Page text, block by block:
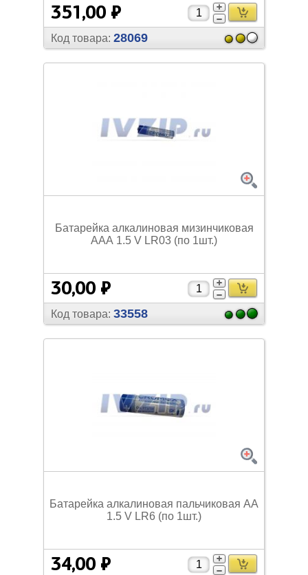
351,00 ₽
Код товара: 28069
Батарейка алкалиновая мизинчиковая
ААА 1.5 V LR03 (по 1шт.)
30,00 ₽
Код товара: 33558
Батарейка алкалиновая пальчиковая АА
1.5 V LR6 (по 1шт.)
34,00 ₽